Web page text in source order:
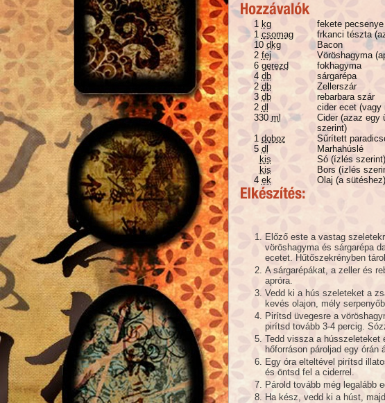
1 kg
fekete
1 csomag
frkanci tészta
10 dkg
Bacon
2 fej
Vöröshagyma
6 gerezd
fokhagyma
4 db
sárgarépa
2 db
Zellerszár
3 db
rebarbara szár
2 dl
cider ecet (vagy
330 ml
Cider (azaz egy
szerint)
1 doboz
Sűrített
5 dl
Marhahúslé
kis
Só (ízlés szerint)
kis
Bors (ízlés
4 ek Olaj (a sütéshez)
Előző este a vastag
vöröshagyma és sárgarépa
ecetet. Hűtőszekrényben
A sárgarépákat, a zeller és
apróra.
Vedd ki a hús szeleteket a
kevés olajon, mély
Pirítsd üvegesre a
pirítsd tovább 3-4 percig.
Tedd vissza a hússzeleteket
hőforráson pároljad egy
Egy óra elteltével pirítsd
és öntsd fel a ciderrel.
Párold tovább még legalább
Ha kész, vedd ki a húst,